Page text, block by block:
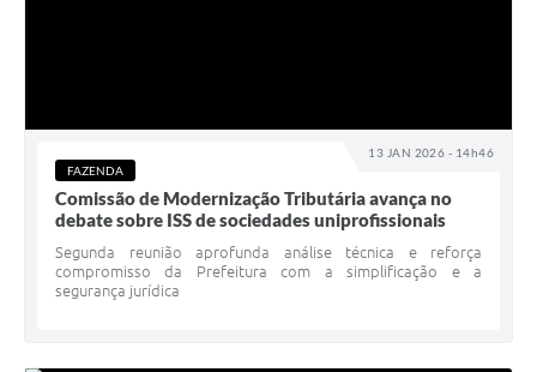
13 JAN 2026 - 14h46
FAZENDA
Comissão de Modernização Tributária avança no
debate sobre ISS de sociedades uniprofissionais
Segunda reunião aprofunda análise técnica e reforça
compromisso da Prefeitura com a simplificação e a
segurança jurídica